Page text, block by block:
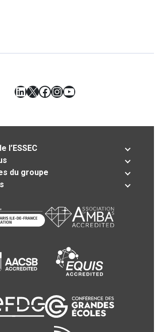
LinkedIn
X Facebook
Instagram
YouTube
l’ESSEC
du groupe